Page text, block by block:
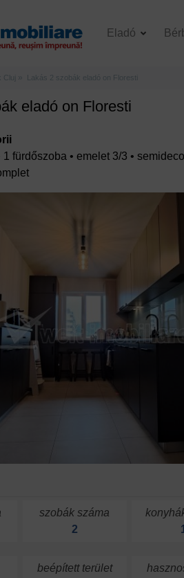
Eladó
Lakás 2 szobák eladó on Floresti
eladó on Floresti
1 fürdőszoba • emelet 3/3 •
szobák száma
2
beépített terület